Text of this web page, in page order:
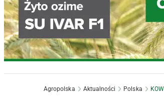
Agropolska Aktualności Polska